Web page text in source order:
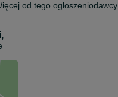
od tego ogłoszeniodawcy
,